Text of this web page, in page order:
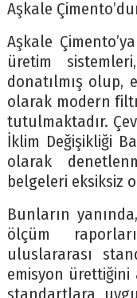
Aşkale
Aşkale
üretim
donatılmış olup,
olarak modern
tutulmaktadır.
İklim Değişikliği
olarak
belgeleri eksiksiz
Bunların
ölçüm
uluslararası
emisyon ürettiğini